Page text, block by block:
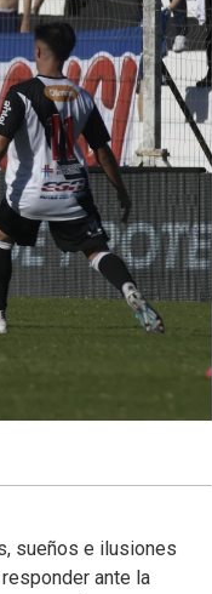
sueños e ilusiones
ante la